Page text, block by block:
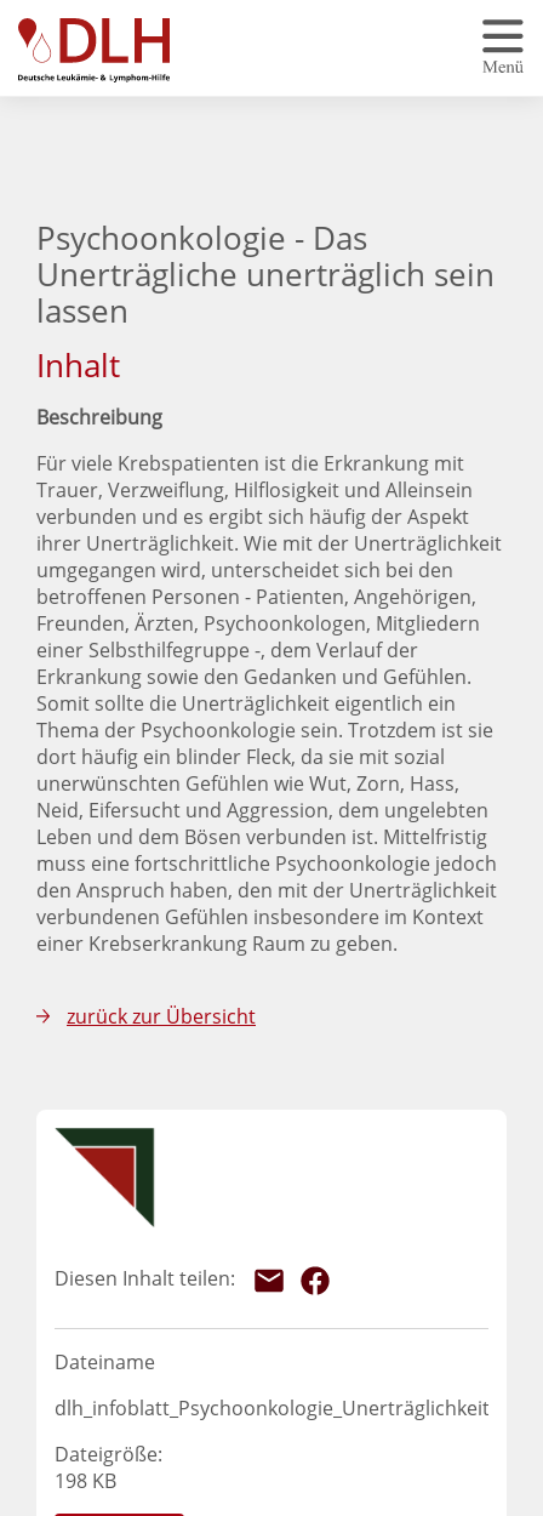
Zum Hauptinhalt springen
Psychoonkologie - Das
Unerträgliche unerträglich sein
lassen
Inhalt
Beschreibung
Für viele Krebspatienten ist die Erkrankung mit
Trauer, Verzweiflung, Hilflosigkeit und Alleinsein
verbunden und es ergibt sich häufig der Aspekt
ihrer Unerträglichkeit. Wie mit der Unerträglichkeit
umgegangen wird, unterscheidet sich bei den
betroffenen Personen - Patienten, Angehörigen,
Freunden, Ärzten, Psychoonkologen, Mitgliedern
einer Selbsthilfegruppe -, dem Verlauf der
Erkrankung sowie den Gedanken und Gefühlen.
Somit sollte die Unerträglichkeit eigentlich ein
Thema der Psychoonkologie sein. Trotzdem ist sie
dort häufig ein blinder Fleck, da sie mit sozial
unerwünschten Gefühlen wie Wut, Zorn, Hass,
Neid, Eifersucht und Aggression, dem ungelebten
Leben und dem Bösen verbunden ist. Mittelfristig
muss eine fortschrittliche Psychoonkologie jedoch
den Anspruch haben, den mit der Unerträglichkeit
verbundenen Gefühlen insbesondere im Kontext
einer Krebserkrankung Raum zu geben.
zurück zur Übersicht
Dateiname
Dateigröße:
198 KB